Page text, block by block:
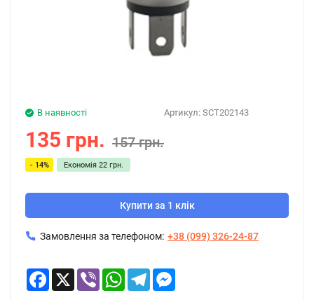
Артикул: SCT202143
В наявності
135 грн. 157 грн.
- 14% Економія 22 грн.
Купити за 1 клік
Замовлення за телефоном: +38 (099) 326-24-87
Facebook
X Viber WhatsApp
Telegram